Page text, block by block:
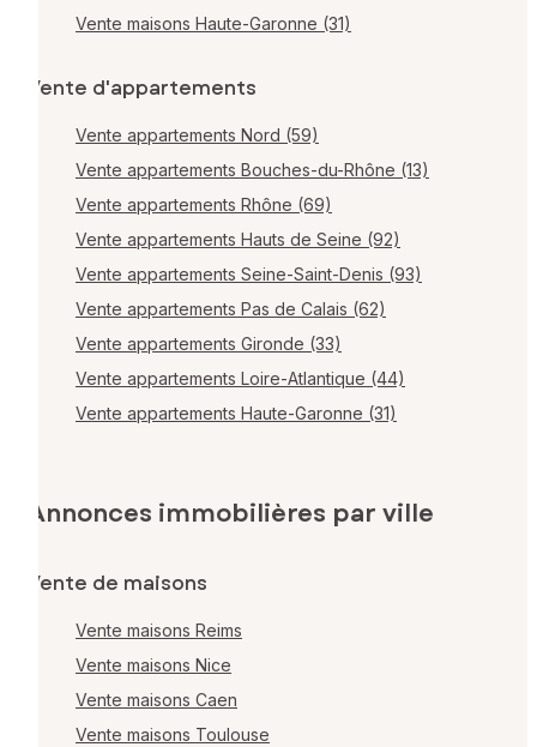
Vente maisons Haute-Garonne (31)
Vente d'appartements
Vente appartements Nord (59)
Vente appartements Bouches-du-Rhône (13)
Vente appartements Rhône (69)
Vente appartements Hauts de Seine (92)
Vente appartements Seine-Saint-Denis (93)
Vente appartements Pas de Calais (62)
Vente appartements Gironde (33)
Vente appartements Loire-Atlantique (44)
Vente appartements Haute-Garonne (31)
Annonces immobilières par ville
Vente de maisons
Vente maisons Reims
Vente maisons Nice
Vente maisons Caen
Vente maisons Toulouse